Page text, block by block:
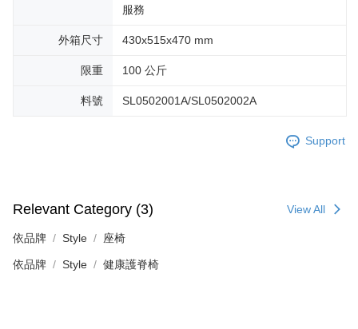
服務
外箱尺寸 430x515x470 mm
限重 100 公斤
料號 SL0502001A/SL0502002A
Support
Relevant Category (3) View All
依品牌 Style 座椅
依品牌 Style 健康護脊椅